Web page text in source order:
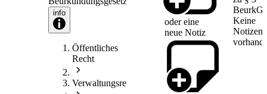
info
Öffentliches
Recht
Verwaltungsrecht
oder eine
neue Notiz
BeurkG
Keine
Notizen